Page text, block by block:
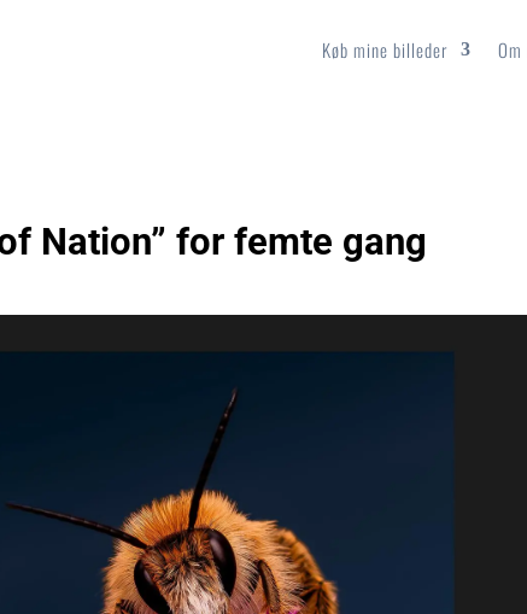
Køb mine billeder
Nation” for femte gang